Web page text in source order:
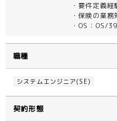
・要件定義経
・保険の業務
・OS：OS/
職種
システムエンジニア(SE)
契約形態